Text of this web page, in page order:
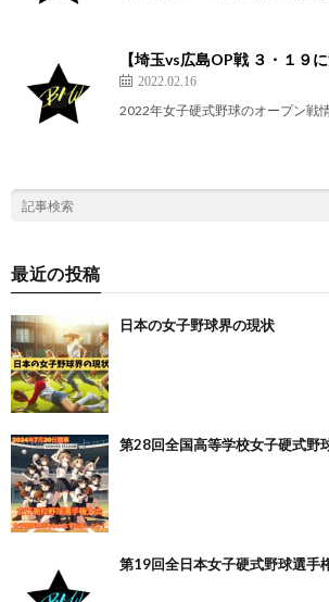
【埼玉vs広島OP戦 ３・１９に
2022.02.16
2022年女子硬式野球のオープン戦
最近の投稿
日本の女子野球界の現状
第28回全国高等学校女子硬式野
第19回全日本女子硬式野球選手